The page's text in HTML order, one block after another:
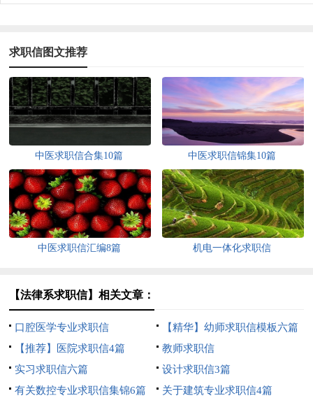
求职信图文推荐
中医求职信合集10篇 中医求职信锦集10篇
中医求职信汇编8篇 机电一体化求职信
【法律系求职信】相关文章：
口腔医学专业求职信
【精华】幼师求职信模板六篇
【推荐】医院求职信4篇
教师求职信
实习求职信六篇
设计求职信3篇
有关数控专业求职信集锦6篇
关于建筑专业求职信4篇